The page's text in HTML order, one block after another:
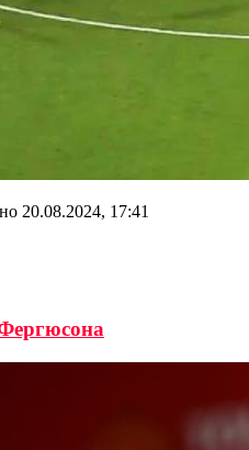
20.08.2024, 17:41